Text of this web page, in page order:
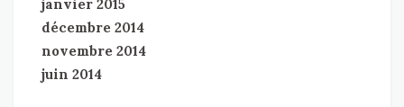
janvier 2015
décembre 2014
novembre 2014
juin 2014